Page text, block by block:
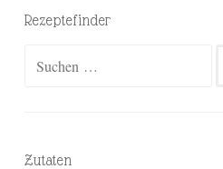
Rezeptefinder
Zutaten